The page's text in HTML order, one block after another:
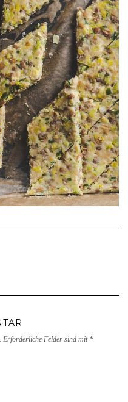
Erforderliche Felder sind mit *